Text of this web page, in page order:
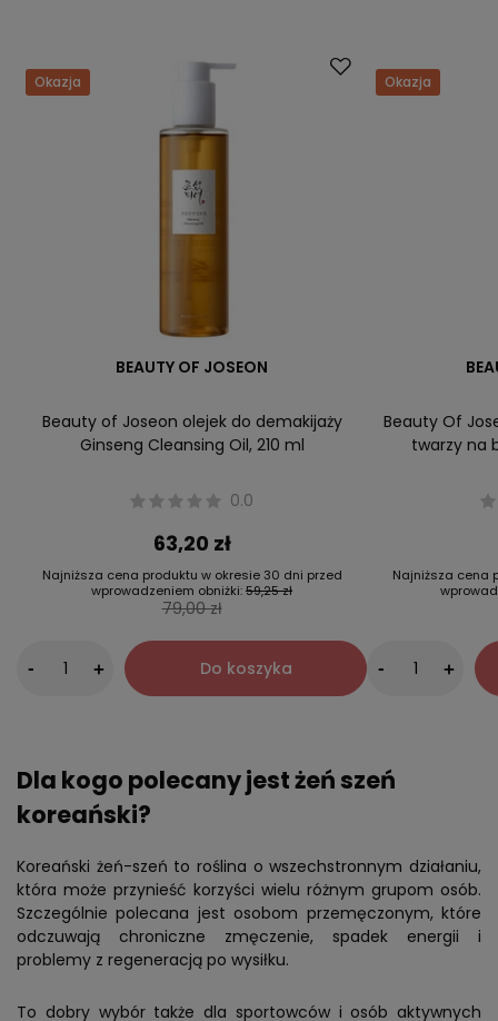
Okazja
BEAUTY OF JOSEON
Beauty of Joseon olejek do demakijaży
Ginseng Cleansing Oil, 210 ml
0.0
63,20 zł
Najniższa cena produktu w okresie 30 dni przed
wprowadzeniem obniżki:59,25 zł
79,00 zł
- + Do koszyka
Okazja
Beauty Of
twarzy na
Najniższa cena
- +
Dla kogo polecany jest żeń szeń
koreański?
Koreański żeń-szeń to roślina o wszechstronnym działaniu,
która może przynieść korzyści wielu różnym grupom osób.
Szczególnie polecana jest osobom przemęczonym, które
odczuwają chroniczne zmęczenie, spadek energii i
problemy z regeneracją po wysiłku.
To dobry wybór także dla sportowców i osób aktywnych